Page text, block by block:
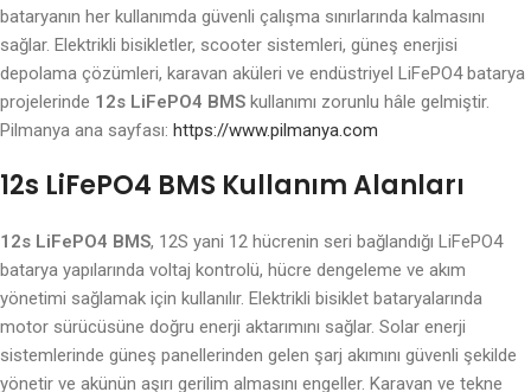
bataryanın her kullanımda güvenli çalışma sınırlarında kalmasını
sağlar. Elektrikli bisikletler, scooter sistemleri, güneş enerjisi
depolama çözümleri, karavan aküleri ve endüstriyel LiFePO4 batarya
projelerinde 12s LiFePO4 BMS kullanımı zorunlu hâle gelmiştir.
Pilmanya ana sayfası: https://www.pilmanya.com
12s LiFePO4 BMS Kullanım Alanları
12s LiFePO4 BMS, 12S yani 12 hücrenin seri bağlandığı LiFePO4
batarya yapılarında voltaj kontrolü, hücre dengeleme ve akım
yönetimi sağlamak için kullanılır. Elektrikli bisiklet bataryalarında
motor sürücüsüne doğru enerji aktarımını sağlar. Solar enerji
sistemlerinde güneş panellerinden gelen şarj akımını güvenli şekilde
yönetir ve akünün aşırı gerilim almasını engeller. Karavan ve tekne